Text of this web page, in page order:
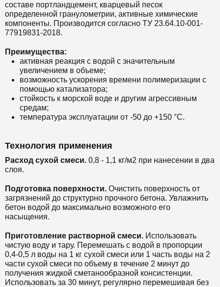
составе портландцемент, кварцевый песок
определенной гранулометрии, активные химические
компоненты. Производится согласно ТУ 23.64.10-001-
77919831-2018.
Преимущества:
активная реакция с водой с значительным
увеличением в объеме;
возможность ускорения времени полимеризации с
помощью катализатора;
стойкость к морской воде и другим агрессивным
средам;
температура эксплуатации от -50 до +150 °С.
Технология применения
Расход сухой смеси. 0,8 - 1,1 кг/м2 при нанесении в два
слоя.
Подготовка поверхности. Очистить поверхность от
загрязнений до структурно прочного бетона. Увлажнить
бетон водой до максимально возможного его
насыщения.
Приготовление растворной смеси. Использовать
чистую воду и тару. Перемешать с водой в пропорции
0,4-0,5 л воды на 1 кг сухой смеси или 1 часть воды на 2
части сухой смеси по объему в течение 2 минут до
получения жидкой сметанообразной консистенции.
Использовать за 30 минут, регулярно перемешивая без